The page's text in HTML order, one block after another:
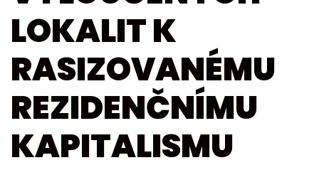
LOKALIT K
RASIZOVANÉMU
REZIDENČNÍMU
KAPITALISMU